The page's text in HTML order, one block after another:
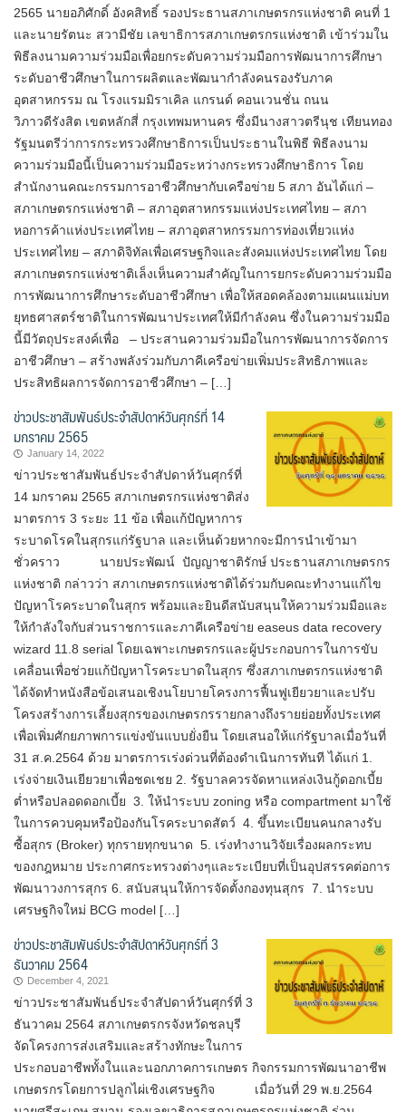
2565 นายอภิศักดิ์ อังคสิทธิ์ รองประธานสภาเกษตรกรแห่งชาติ คนที่ 1
และนายรัตนะ สวามีชัย เลขาธิการสภาเกษตรกรแห่งชาติ เข้าร่วมใน
พิธีลงนามความร่วมมือเพื่อยกระดับความร่วมมือการพัฒนาการศึกษา
ระดับอาชีวศึกษาในการผลิตและพัฒนากำลังคนรองรับภาค
อุตสาหกรรม ณ โรงแรมมิราเคิล แกรนด์ คอนเวนชั่น ถนน
วิภาวดีรังสิต เขตหลักสี่ กรุงเทพมหานคร ซึ่งมีนางสาวตรีนุช เทียนทอง
รัฐมนตรีว่าการกระทรวงศึกษาธิการเป็นประธานในพิธี พิธีลงนาม
ความร่วมมือนี้เป็นความร่วมมือระหว่างกระทรวงศึกษาธิการ โดย
สำนักงานคณะกรรมการอาชีวศึกษากับเครือข่าย 5 สภา อันได้แก่ –
สภาเกษตรกรแห่งชาติ – สภาอุตสาหกรรมแห่งประเทศไทย – สภา
หอการค้าแห่งประเทศไทย – สภาอุตสาหกรรมการท่องเที่ยวแห่ง
ประเทศไทย – สภาดิจิทัลเพื่อเศรษฐกิจและสังคมแห่งประเทศไทย โดย
สภาเกษตรกรแห่งชาติเล็งเห็นความสำคัญในการยกระดับความร่วมมือ
การพัฒนาการศึกษาระดับอาชีวศึกษา เพื่อให้สอดคล้องตามแผนแม่บท
ยุทธศาสตร์ชาติในการพัฒนาประเทศให้มีกำลังคน ซึ่งในความร่วมมือ
นี้มีวัตถุประสงค์เพื่อ – ประสานความร่วมมือในการพัฒนาการจัดการ
อาชีวศึกษา – สร้างพลังร่วมกับภาคีเครือข่ายเพิ่มประสิทธิภาพและ
ประสิทธิผลการจัดการอาชีวศึกษา – […]
ข่าวประชาสัมพันธ์ประจำสัปดาห์วันศุกร์ที่ 14
มกราคม 2565
January 14, 2022
ข่าวประชาสัมพันธ์ประจำสัปดาห์วันศุกร์ที่
14 มกราคม 2565 สภาเกษตรกรแห่งชาติส่ง
มาตรการ 3 ระยะ 11 ข้อ เพื่อแก้ปัญหาการ
ระบาดโรคในสุกรแก่รัฐบาล และเห็นด้วยหากจะมีการนำเข้ามา
ชั่วคราว นายประพัฒน์ ปัญญาชาติรักษ์ ประธานสภาเกษตรกร
แห่งชาติ กล่าวว่า สภาเกษตรกรแห่งชาติได้ร่วมกับคณะทำงานแก้ไข
ปัญหาโรคระบาดในสุกร พร้อมและยินดีสนับสนุนให้ความร่วมมือและ
ให้กำลังใจกับส่วนราชการและภาคีเครือข่าย easeus data recovery
wizard 11.8 serial โดยเฉพาะเกษตรกรและผู้ประกอบการในการขับ
เคลื่อนเพื่อช่วยแก้ปัญหาโรคระบาดในสุกร ซึ่งสภาเกษตรกรแห่งชาติ
ได้จัดทำหนังสือข้อเสนอเชิงนโยบายโครงการฟื้นฟูเยียวยาและปรับ
โครงสร้างการเลี้ยงสุกรของเกษตรกรรายกลางถึงรายย่อยทั้งประเทศ
เพื่อเพิ่มศักยภาพการแข่งขันแบบยั่งยืน โดยเสนอให้แก่รัฐบาลเมื่อวันที่
31 ส.ค.2564 ด้วย มาตรการเร่งด่วนที่ต้องดำเนินการทันที ได้แก่ 1.
เร่งจ่ายเงินเยียวยาเพื่อชดเชย 2. รัฐบาลควรจัดหาแหล่งเงินกู้ดอกเบี้ย
ต่ำหรือปลอดดอกเบี้ย 3. ให้นำระบบ zoning หรือ compartment มาใช้
ในการควบคุมหรือป้องกันโรคระบาดสัตว์ 4. ขึ้นทะเบียนคนกลางรับ
ซื้อสุกร (Broker) ทุกรายทุกขนาด 5. เร่งทำงานวิจัยเรื่องผลกระทบ
ของกฎหมาย ประกาศกระทรวงต่างๆและระเบียบที่เป็นอุปสรรคต่อการ
พัฒนาวงการสุกร 6. สนับสนุนให้การจัดตั้งกองทุนสุกร 7. นำระบบ
เศรษฐกิจใหม่ BCG model […]
ข่าวประชาสัมพันธ์ประจำสัปดาห์วันศุกร์ที่ 3
ธันวาคม 2564
December 4, 2021
ข่าวประชาสัมพันธ์ประจำสัปดาห์วันศุกร์ที่ 3
ธันวาคม 2564 สภาเกษตรกรจังหวัดชลบุรี
จัดโครงการส่งเสริมและสร้างทักษะในการ
ประกอบอาชีพทั้งในและนอกภาคการเกษตร กิจกรรมการพัฒนาอาชีพ
เกษตรกรโดยการปลูกไผ่เชิงเศรษฐกิจ เมื่อวันที่ 29 พ.ย.2564